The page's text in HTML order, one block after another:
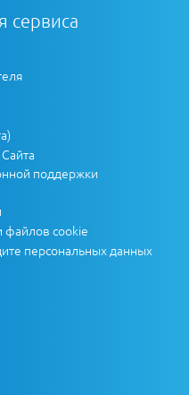
сервиса
поддержки
файлов cookie
персональных данных